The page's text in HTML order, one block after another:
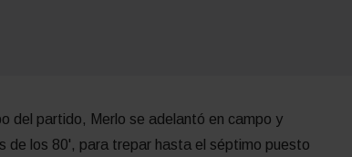
del partido, Merlo se adelantó en campo y
de los 80', para trepar hasta el séptimo puesto